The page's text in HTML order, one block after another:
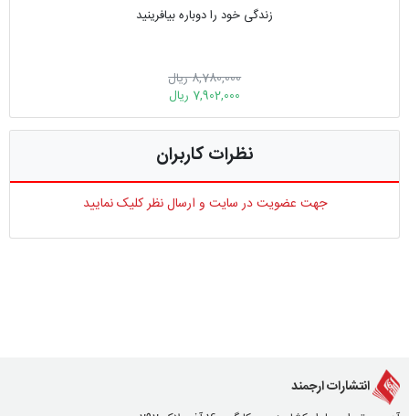
زندگی خود را دوباره بیافرینید
8,780,000 ریال
7,902,000 ریال
نظرات کاربران
جهت عضویت در سایت و ارسال نظر کلیک نمایید
انتشارات ارجمند